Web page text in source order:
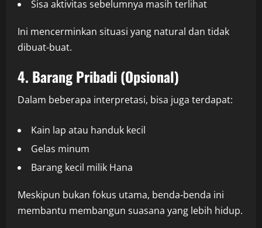
Sisa aktivitas sebelumnya masih terlihat
Ini mencerminkan situasi yang natural dan tidak
dibuat-buat.
4. Barang Pribadi (Opsional)
Dalam beberapa interpretasi, bisa juga terdapat:
Kain lap atau handuk kecil
Gelas minum
Barang kecil milik Hana
Meskipun bukan fokus utama, benda-benda ini
membantu membangun suasana yang lebih hidup.